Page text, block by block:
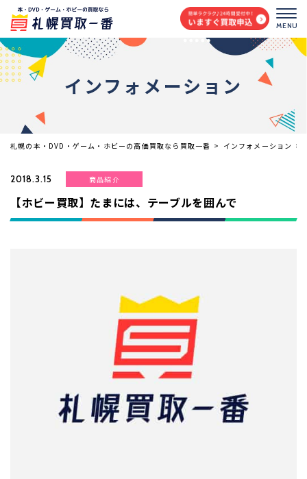
MENU
インフォメーション
札幌の本・DVD・ゲーム・ホビーの高価買取なら買取一番 > インフォメーション >
2018.3.15 商品紹介
【ホビー買取】たまには、テーブルを囲んで